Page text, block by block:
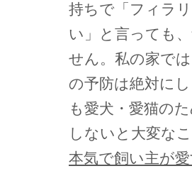
持ちで「フィラ
い」と言っても
せん。私の家で
の予防は絶対に
も愛犬・愛猫の
しないと大変な
本気で飼い主が